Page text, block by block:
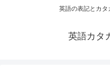
英語の表記とカタ
英語カタ